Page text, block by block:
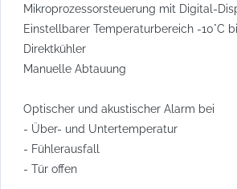
Mikroprozessorsteuerung mit Digital-
Einstellbarer Temperaturbereich -10°C
Direktkühler
Manuelle Abtauung
Optischer und akustischer Alarm bei
- Über- und Untertemperatur
- Fühlerausfall
- Tür offen